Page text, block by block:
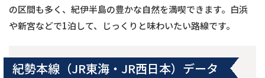
の区間も多く、紀伊半島の豊かな自然を満喫できます。白浜
や新宮などで1泊して、じっくりと味わいたい路線です。
紀勢本線（JR東海・JR西日本）データ